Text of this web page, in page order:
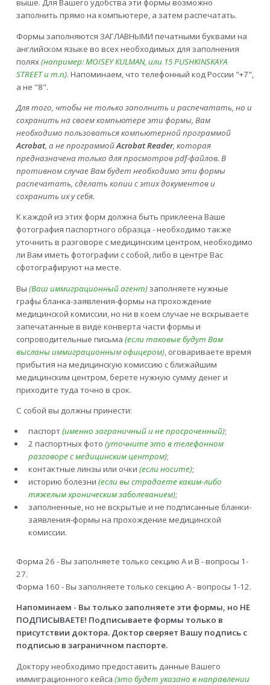
выше. Для Вашего удобства эти формы возможно
заполнить прямо на компьютере, а затем распечатать.
Формы заполняются ЗАГЛАВНЫМИ печатными буквами на
английском языке во всех необходимых для заполнения
полях(например: MOISEY KULMAN, или 15 PUSHKINSKAYA
STREET и т.п). Напоминаем, что телефонный код России "+7",
а не "8".
Для того, чтобы не только заполнить и распечатать, но и
сохранить на своем компьютере эти формы, Вам
необходимо пользоваться компьютерной программой
Acrobat, а не программойAcrobat Reader, которая
предназначена только для просмотров pdf-файлов. В
противном случае Вам будет необходимо эти формы
распечатать, сделать копии с этих документов и
сохранить их у себя.
К каждой из этих форм должна быть приклеена Ваше
фотография паспортного образца - необходимо также
уточнить в разговоре с медицинским центром, необходимо
ли Вам иметь фотографии с собой, либо в центре Вас
сфотографируют на месте.
Вы (Ваш иммиграционный агент)заполняете нужные
графы бланка-заявления-формы на прохождение
медицинской комиссии, но ни в коем случае не вскрываете
запечатанные в виде конверта части формы и
сопроводительные письма (если таковые будут Вам
высланы иммиграционным офицером), оговариваете время
прибытия на медицинскую комиссию с ближайшим
медицинским центром, берете нужную сумму денег и
приходите туда точно в срок.
С собой вы должны принести:
паспорт(именно заграничный и не просроченный);
2 паспортных фото (уточните это в телефонном
разговоре с медицинским центром);
контактные линзы или очки (если носите);
историю болезни (если вы страдаете каким-либо
тяжелым хроническим заболеванием);
заполненные, но не вскрытые и не подписанные бланки-
заявления-формы на прохождение медицинской
комиссии.
Форма 26 - Вы заполняете только секцию A и В - вопросы 1-
27.
Форма 160 - Вы заполняете только секцию A - вопросы 1-12.
Напоминаем - Вы только заполняете эти формы, но НЕ
ПОДПИСЫВАЕТЕ! Подписываете формы только в
присутствии доктора. Доктор сверяет Вашу подпись с
подписью в заграничном паспорте.
Доктору необходимо предоставить данные Вашего
иммиграционного кейса (это будет указано в направлении